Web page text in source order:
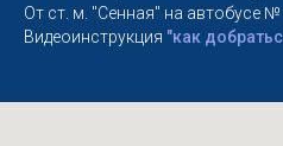
От ст. м. "Сенная" на автобусе №
Видеоинструкция "как